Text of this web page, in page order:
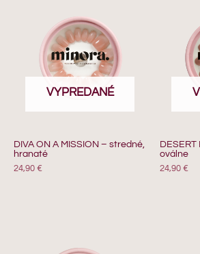
VYPREDANÉ
DIVA ON A MISSION – stredné,
hranaté
24,90 €
DESERT
oválne
24,90 €